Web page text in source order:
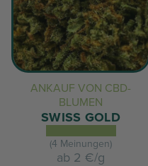
ANKAUF VON CBD-
BLUMEN
SWISS GOLD
(4 Meinungen)
ab 2 €/g